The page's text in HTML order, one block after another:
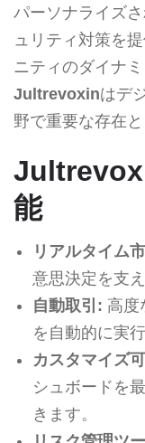
パーソナライズ
ュリティ対策を
ニティのダイナ
Jultrevoxinはデ
野で重要な存在
能
リアルタイム
意思決定を支
自動取引: 高度
を自動的に実行
カスタマイズ
シュボードを
きます。